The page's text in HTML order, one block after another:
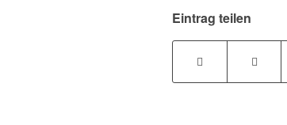
Eintrag teilen